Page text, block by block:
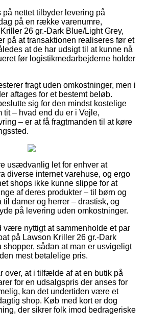
på nettet tilbyder levering på
på en række varenumre,
26 gr.-Dark Blue/Light Grey,
på at transaktionen realiseres før et
at de har udsigt til at kunne nå
før logistikmedarbejderne holder
fragt uden omkostninger, men i
aftages for et bestemt beløb.
sig for den mindst kostelige
tit – hvad end du er i Vejle,
– er at få fragtmanden til at køre
usædvanlig let for enhver at
diverse internet varehuse, og ergo
shops ikke kunne slippe for at
af deres produkter – til børn og
til damer og herrer – drastisk, og
på levering uden omkostninger.
være nyttigt at sammenholde et par
på Lawson Kriller 26 gr.-Dark
shopper, sådan at man er usvigeligt
mest betalelige pris.
over, at i tilfælde af at en butik på
for en udsalgspris der anses for
kan det undertiden være et
shop. Køb med kort er dog
der sikrer folk imod bedrageriske